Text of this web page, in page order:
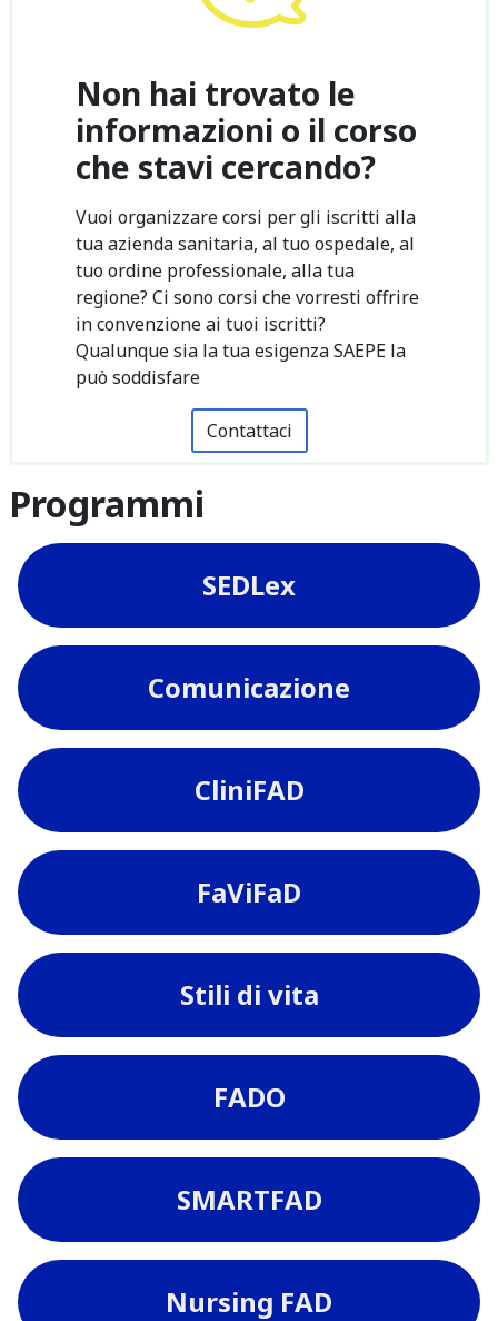
Non hai trovato le
informazioni o il corso
che stavi cercando?
Vuoi organizzare corsi per gli iscritti alla
tua azienda sanitaria, al tuo ospedale, al
tuo ordine professionale, alla tua
regione? Ci sono corsi che vorresti offrire
in convenzione ai tuoi iscritti?
Qualunque sia la tua esigenza SAEPE la
può soddisfare
Contattaci
Programmi
SEDLex
Comunicazione
CliniFAD
FaViFaD
Stili di vita
FADO
SMARTFAD
Nursing FAD